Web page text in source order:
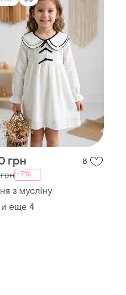
грн 8
-7%
з мусліну
и еще 4